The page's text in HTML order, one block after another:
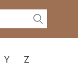
Y Z